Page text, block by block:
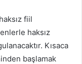
fiil
haksız
Kısaca
başlamak